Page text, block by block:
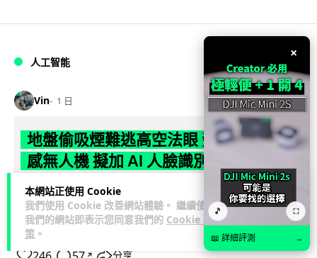
本網站正使用 Cookie
我們使用 Cookie 改善網站體驗。 繼續使用
我們的網站即表示您同意我們的 Cookie 政
策 。
人工智能
Vin 1 日
地盤偷吸煙難逃高空法眼 勞工處出動熱
感無人機 擬加 AI 人臉識別精準執法
勞工處投入配備熱感應鏡頭的小型無人機進行高空巡邏以打擊
地盤違例吸煙，並正研究於未來一年內引入 AI 人臉識別與行為
分析功能，結合三大技術進一...
閱讀全文
↗
×
🎵 ⛶
📖 詳細評測 →